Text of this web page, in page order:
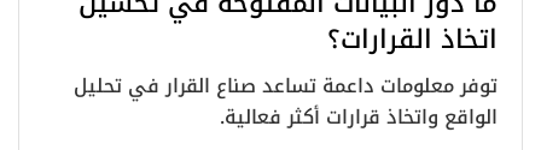
اتخاذ القرارات؟
توفر معلومات داعمة تساعد صناع القرار في تحليل
الواقع واتخاذ قرارات أكثر فعالية.